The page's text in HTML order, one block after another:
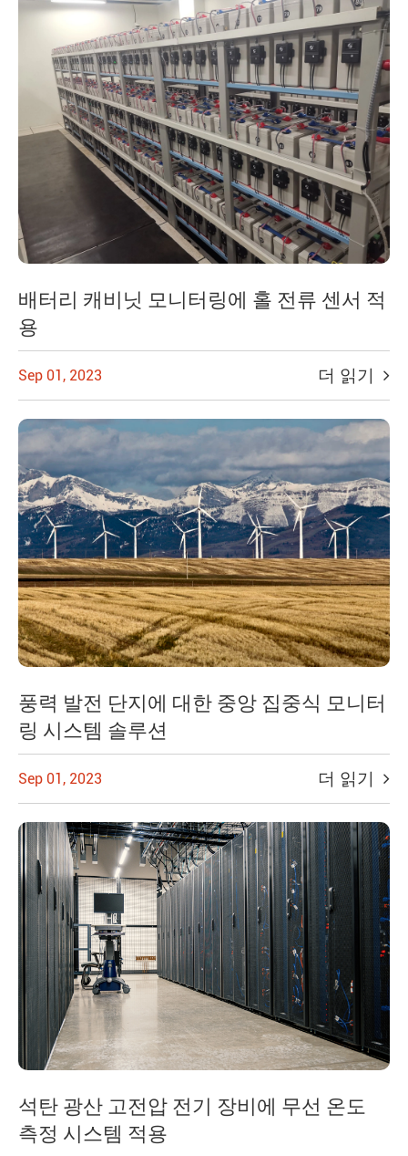
배터리 캐비닛 모니터링에 홀 전류 센서 적
용
Sep 01, 2023 더 읽기
풍력 발전 단지에 대한 중앙 집중식 모니터
링 시스템 솔루션
Sep 01, 2023 더 읽기
석탄 광산 고전압 전기 장비에 무선 온도
측정 시스템 적용